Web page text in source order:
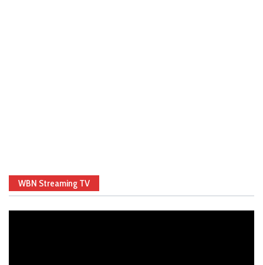
WBN Streaming TV